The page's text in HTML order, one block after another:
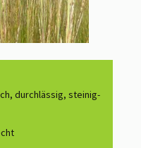
durchlässig, steinig-